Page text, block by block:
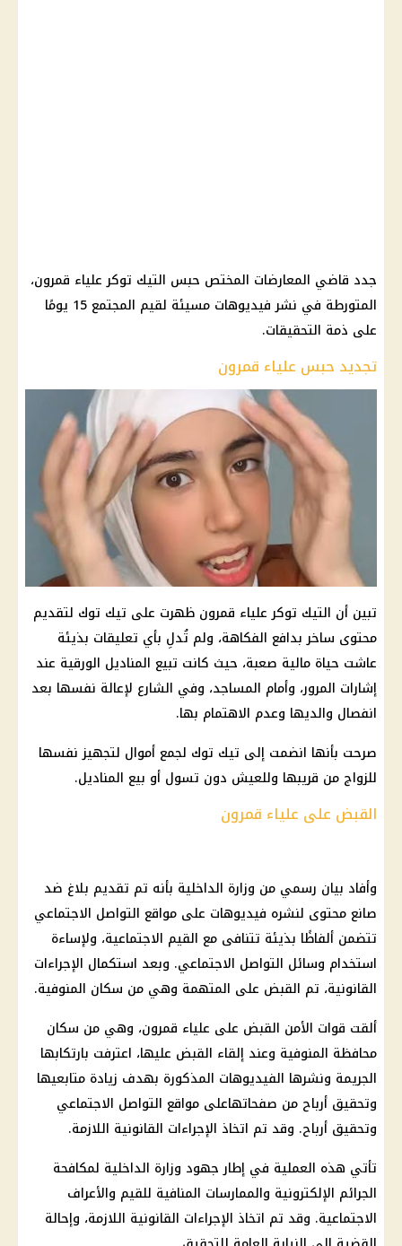
جدد قاضي المعارضات المختص حبس التيك توكر علياء قمرون،
المتورطة في نشر فيديوهات مسيئة لقيم المجتمع 15 يومًا
على ذمة التحقيقات.
تجديد حبس علياء قمرون
تبين أن التيك توكر علياء قمرون ظهرت على تيك توك لتقديم
محتوى ساخر بدافع الفكاهة، ولم تُدلِ بأي تعليقات بذيئة
عاشت حياة مالية صعبة، حيث كانت تبيع المناديل الورقية عند
إشارات المرور، وأمام المساجد، وفي الشارع لإعالة نفسها بعد
انفصال والديها وعدم الاهتمام بها.
صرحت بأنها انضمت إلى تيك توك لجمع أموال لتجهيز نفسها
للزواج من قريبها وللعيش دون تسول أو بيع المناديل.
القبض على علياء قمرون
وأفاد بيان رسمي من وزارة الداخلية بأنه تم تقديم بلاغ ضد
صانع محتوى لنشره فيديوهات على مواقع التواصل الاجتماعي
تتضمن ألفاظًا بذيئة تتنافى مع القيم الاجتماعية، ولإساءة
استخدام وسائل التواصل الاجتماعي. وبعد استكمال الإجراءات
القانونية، تم القبض على المتهمة وهي من سكان المنوفية.
ألقت قوات الأمن القبض على علياء قمرون، وهي من سكان
محافظة المنوفية وعند إلقاء القبض عليها، اعترفت بارتكابها
الجريمة ونشرها الفيديوهات المذكورة بهدف زيادة متابعيها
وتحقيق أرباح من صفحاتهاعلى مواقع التواصل الاجتماعي
وتحقيق أرباح. وقد تم اتخاذ الإجراءات القانونية اللازمة.
تأتي هذه العملية في إطار جهود وزارة الداخلية لمكافحة
الجرائم الإلكترونية والممارسات المنافية للقيم والأعراف
الاجتماعية. وقد تم اتخاذ الإجراءات القانونية اللازمة، وإحالة